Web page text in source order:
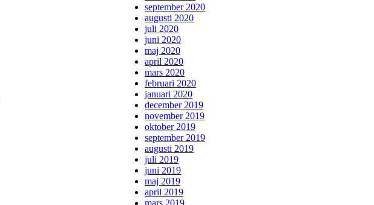
september 2020
augusti 2020
juli 2020
juni 2020
maj 2020
april 2020
mars 2020
februari 2020
januari 2020
december 2019
november 2019
oktober 2019
september 2019
augusti 2019
juli 2019
juni 2019
maj 2019
april 2019
mars 2019